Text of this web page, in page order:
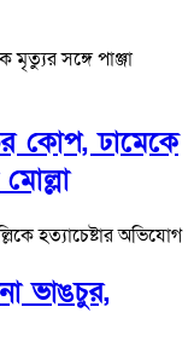
কোপ, ঢামেকে
ভাঙচুর,